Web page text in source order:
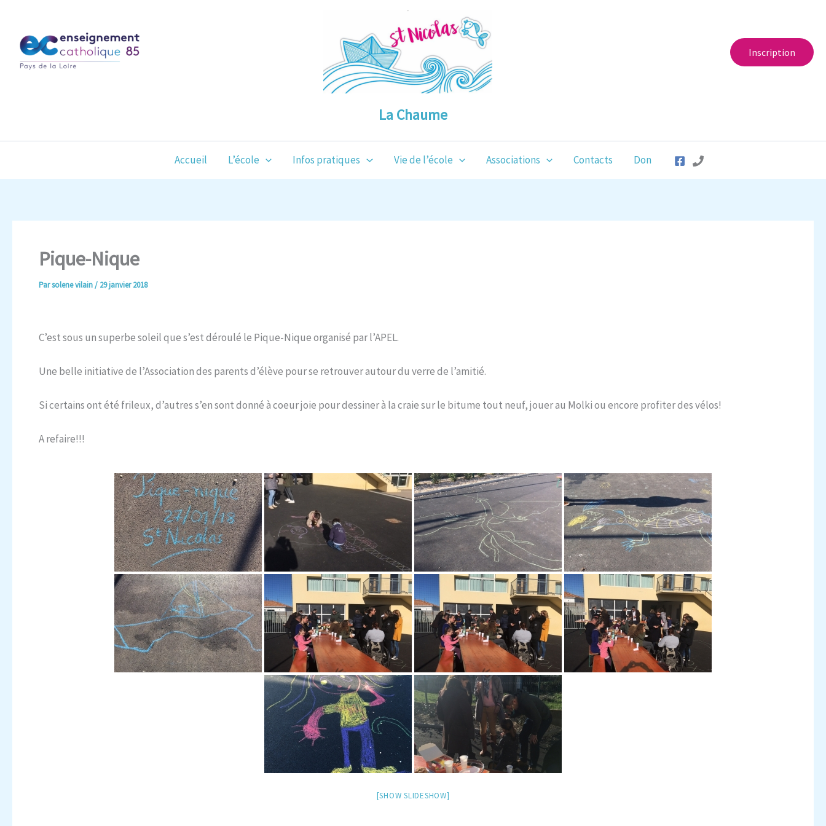
contenu
Inscription
La Chaume
Accueil L’école Infos pratiques Vie de l’école Associations Contacts Don
Pique-Nique
Parsolene vilain/ 29 janvier 2018
C’est sous un superbe soleil que s’est déroulé le Pique-Nique organisé par l’APEL.
Une belle initiative de l’Association des parents d’élève pour se retrouver autour du verre de l’amitié.
Si certains ont été frileux, d’autres s’en sont donné à coeur joie pour dessiner à la craie sur le bitume tout neuf, jouer au Molki ou encore profiter des vélos!
A refaire!!!
[SHOW SLIDESHOW]